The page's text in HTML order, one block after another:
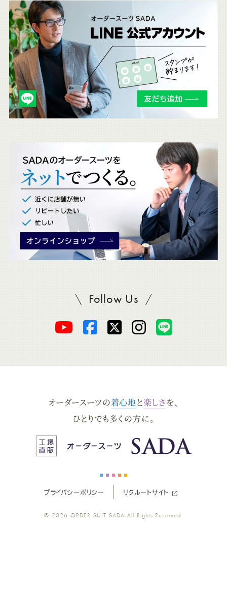
こ
ち
ら
も
チ
ェ
Follow UsSADAをフォロー
オ
ー
ス
ツ
オ
ー
ス
ー
オ
ー
ス
ー
ツ
オ
ー
ス
ツ
ス
ツ
オーダースーツの着心地と楽しさ を、
ひとりでも多くの方に。
プライバシーポリシー リクルートサイト
© 2026 ORDER SUIT SADA All Rights Reserved.